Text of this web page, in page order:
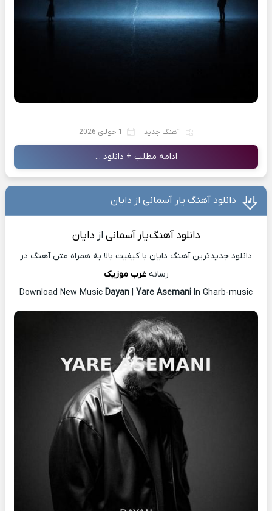
آهنگ جدید 1 جولای 2026
ادامه مطلب + دانلود ...
دانلود آهنگ یار آسمانی از دایان
دانلود آهنگیار آسمانی از دایان
دانلود جدیدترین آهنگ دایان با کیفیت بالا به همراه متن آهنگ در
رسانهغرب موزیک
Download New Music Dayan | Yare Asemani In Gharb-music